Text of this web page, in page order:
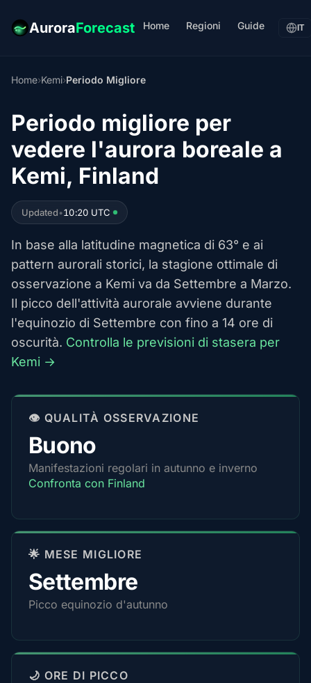
AuroraForecast Home Regioni Guide IT
Home›Kemi›Periodo Migliore
Periodo migliore per
vedere l'aurora boreale a
Kemi, Finland
Updated•10:20 UTC
In base alla latitudine magnetica di 63° e ai
pattern aurorali storici, la stagione ottimale di
osservazione a Kemi va da Settembre a Marzo.
Il picco dell'attività aurorale avviene durante
l'equinozio di Settembre con fino a 14 ore di
oscurità. Controlla le previsioni di stasera per
Kemi →
👁️ QUALITÀ OSSERVAZIONE
Buono
Manifestazioni regolari in autunno e inverno
Confronta con Finland
🌟 MESE MIGLIORE
Settembre
Picco equinozio d'autunno
🌙 ORE DI PICCO